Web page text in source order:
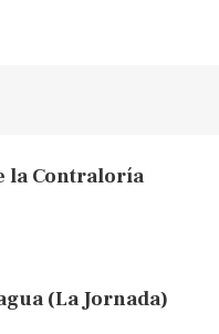
la Contraloría
(La Jornada)